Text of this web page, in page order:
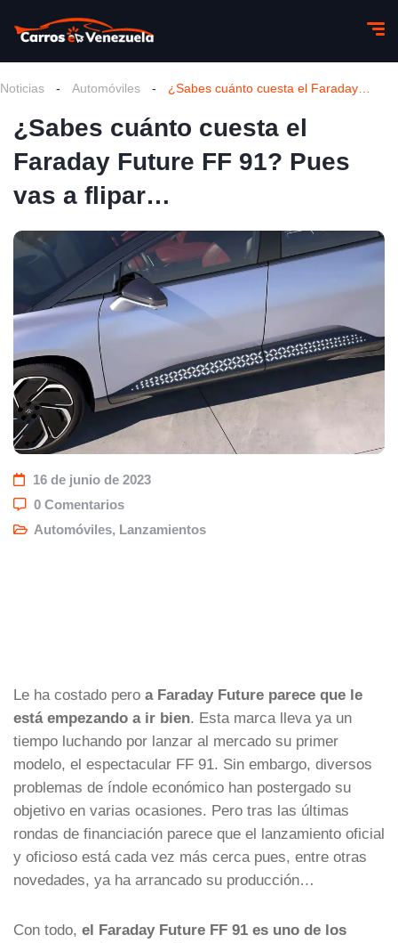
Noticias - Automóviles -
¿Sabes cuánto cuesta el
Faraday Future FF 91? Pues
vas a flipar…
16 de junio de 2023
0 Comentarios
Automóviles, Lanzamientos
Le ha costado pero a Faraday Future parece que le
está empezando a ir bien. Esta marca lleva ya un
tiempo luchando por lanzar al mercado su primer
modelo, el espectacular FF 91. Sin embargo, diversos
problemas de índole económico han postergado su
objetivo en varias ocasiones. Pero tras las últimas
rondas de financiación parece que el lanzamiento oficial
y oficioso está cada vez más cerca pues, entre otras
novedades, ya ha arrancado su producción…
Con todo, el Faraday Future FF 91 es uno de los